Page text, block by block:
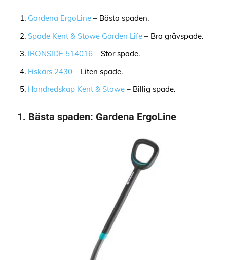
Gardena ErgoLine – Bästa spaden.
Spade Kent & Stowe Garden Life – Bra grävspade.
IRONSIDE 514016 – Stor spade.
Fiskars 2430 – Liten spade.
Handredskap Kent & Stowe – Billig spade.
1. Bästa spaden: Gardena ErgoLine